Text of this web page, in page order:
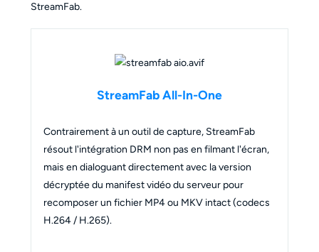
StreamFab.
StreamFab All-In-One
Contrairement à un outil de capture, StreamFab
résout l'intégration DRM non pas en filmant l'écran,
mais en dialoguant directement avec la version
décryptée du manifest vidéo du serveur pour
recomposer un fichier MP4 ou MKV intact (codecs
H.264 / H.265).